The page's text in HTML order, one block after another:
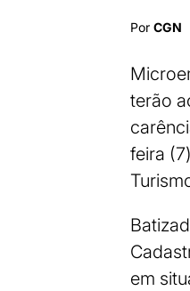
Por CGN
terão
feira
em